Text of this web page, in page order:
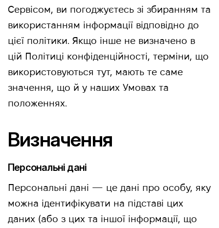
Сервісом, ви погоджуєтесь зі збиранням та
використанням інформації відповідно до
цієї політики. Якщо інше не визначено в
цій Політиці конфіденційності, терміни, що
використовуються тут, мають те саме
значення, що й у наших Умовах та
положеннях.
Визначення
Персональні дані
Персональні дані — це дані про особу, яку
можна ідентифікувати на підставі цих
даних (або з цих та іншої інформації, що